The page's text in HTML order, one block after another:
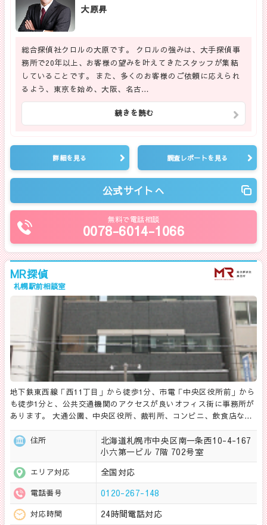
大原昇
総合探偵社クロルの大原です。 クロルの強みは、大手探偵事
務所で20年以上、お客様の望みを叶えてきたスタッフが集結
していることです。 また、多くのお客様のご依頼に応えられ
るよう、東京を始め、大阪、名古…
続きを読む
詳細を見る 調査レポートを見る
公式サイトへ
無料で電話相談
0078-6014-1066
MR探偵
札幌駅前相談室
地下鉄東西線「西11丁目」から徒歩1分、市電「中央区役所前」から
も徒歩1分と、公共交通機関のアクセスが良いオフィス街に事務所が
あります。 大通公園、中央区役所、裁判所、コンビニ、飲食店な…
住所
北海道札幌市中央区南一条西10-4-167
小六第一ビル 7階 702号室
エリア対応 全国対応
電話番号 0120-267-148
対応時間 24時間電話対応